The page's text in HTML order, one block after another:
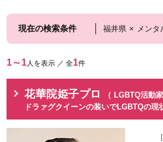
現在の検索条件 福井県 × メンタ
1～1人を表示 ／ 全1件
花華院姫子プロ
（ LGBTQ活動家
ドラァグクイーンの装いでLGBTQの現